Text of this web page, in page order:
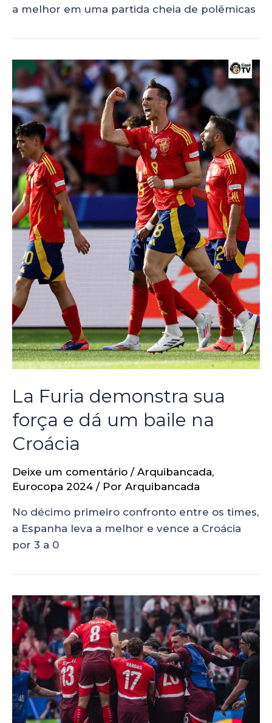
a melhor em uma partida cheia de polêmicas
La Furia demonstra sua
força e dá um baile na
Croácia
Deixe um comentário / Arquibancada,
Eurocopa 2024 / Por Arquibancada
No décimo primeiro confronto entre os times,
a Espanha leva a melhor e vence a Croácia
por 3 a 0